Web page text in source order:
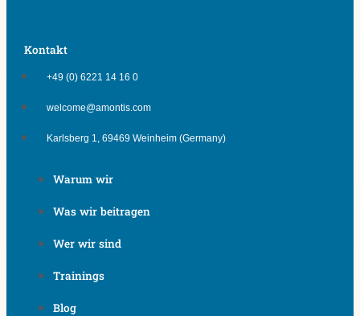
Kontakt
+49 (0) 6221 14 16 0
welcome@amontis.com
Karlsberg 1, 69469 Weinheim (Germany)
Warum wir
Was wir beitragen
Wer wir sind
Trainings
Blog